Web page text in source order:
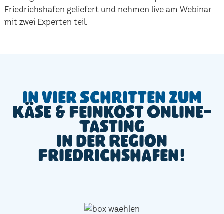
Friedrichshafen geliefert und nehmen live am Webinar
mit zwei Experten teil.
In vier Schritten zum
Käse & Feinkost Online-
Tasting
in der Region
Friedrichshafen!